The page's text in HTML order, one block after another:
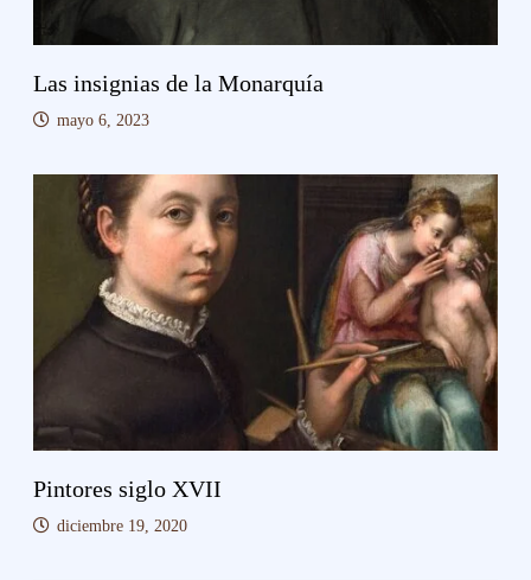
Las insignias de la Monarquía
mayo 6, 2023
Pintores siglo XVII
diciembre 19, 2020